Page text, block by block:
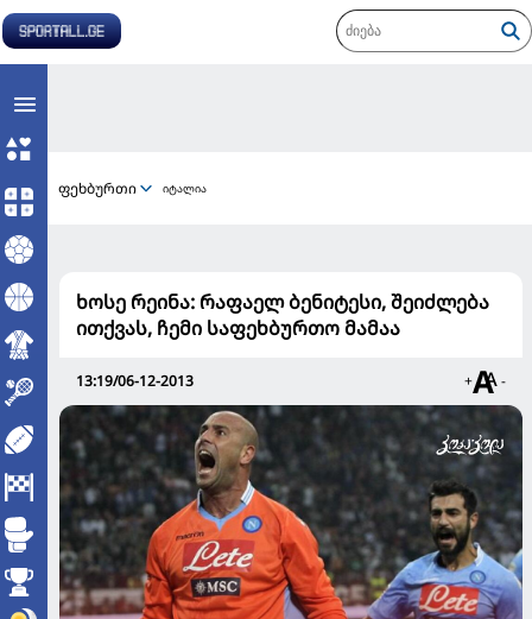
ფეხბურთი იტალია
ხოსე რეინა: რაფაელ ბენიტესი, შეიძლება
ითქვას, ჩემი საფეხბურთო მამაა
13:19/06-12-2013 + -